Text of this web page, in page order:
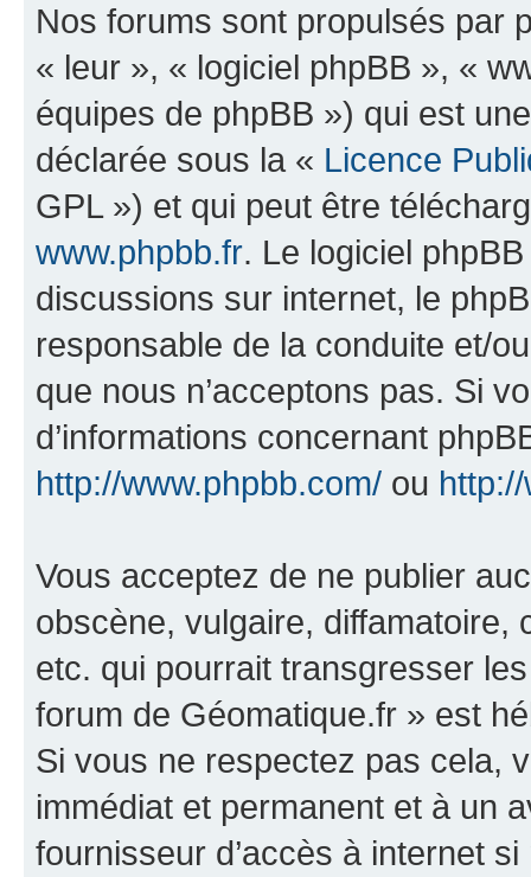
Nos forums sont propulsés par
« leur », « logiciel phpBB », «
équipes de phpBB ») qui est
déclarée sous la « Licence
GPL ») et qui peut être
www.phpbb.fr. Le logiciel
discussions sur internet, le
responsable de la conduite et/
que nous n’acceptons pas. Si
d’informations concernant
http://www.phpbb.com/ ou
Vous acceptez de ne publier
obscène, vulgaire, diffamatoire,
etc. qui pourrait transgresser
forum de Géomatique.fr » est
Si vous ne respectez pas cela,
immédiat et permanent et à un
fournisseur d’accès à internet